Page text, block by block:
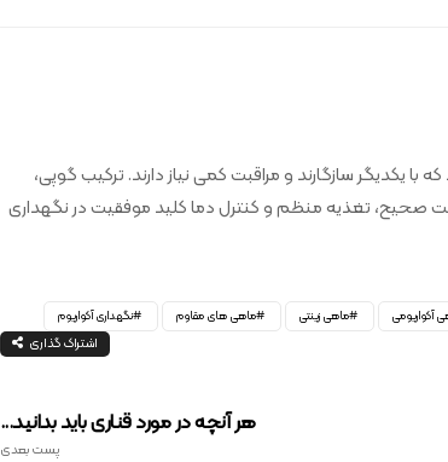
با یکدیگر سازگارند و مراقبت کمی نیاز دارند. ترکیب گوپی،
صحیح، تغذیه منظم و کنترل دما کلید موفقیت در نگهداری
آکواریومی ماهی زینتی ماهی های مقاوم نگهداری آکواریوم
اشتراک گذاری
هر آنچه در مورد قناری باید بدانید...
پست بعدی